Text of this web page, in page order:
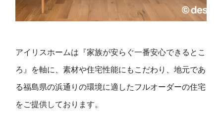
アイリスホームは『家族が安らぐ一番安心できるとこ
ろ』を軸に、素材や住宅性能にもこだわり、地元であ
る福島県の浜通りの環境に適したフルオーダーの住宅
をご提供しております。